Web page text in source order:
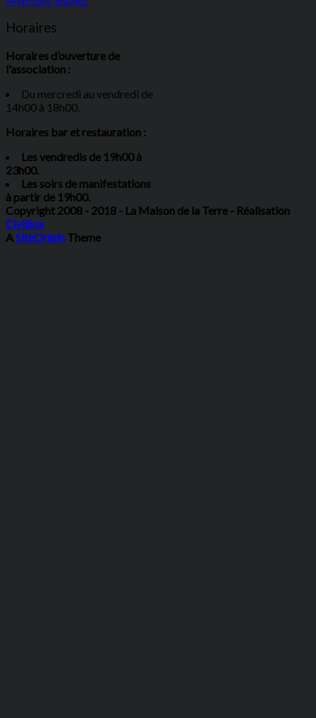
Horaires
Horaires d’ouverture de
l'association :
Du mercredi au vendredi de
14h00 à 18h00.
Horaires bar et restauration :
Les vendredis de 19h00 à
23h00.
Les soirs de manifestations
à partir de 19h00.
Copyright 2008 - 2018 - La Maison de la Terre - Réalisation
CiviBox
ASiteOrigin Theme